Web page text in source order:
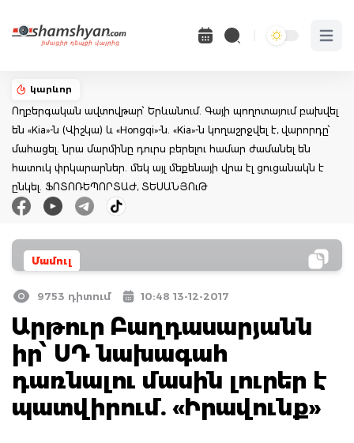
Open
կարևոր
Ողբերգական ավտովթար՝ Երևանում. Գայի պողոտայում բախվել
են «Kia»-ն (Վիշկա) և «Hongqi»-ն. «Kia»-ն կողաշրջվել է, վարորդը՝
մահացել. նրա մարմինը դուրս բերելու համար ժամանել են
հատուկ փրկարարներ. մեկ այլ մեքենայի վրա էլ ցուցանակն է
ընկել. ՖՈՏՈՌԵՊՈՐՏԱԺ, ՏԵՍԱՆՅՈւԹ
Մամուլ
9753 դիտում 10:48 13-12-2017
Արթուր Բաղդասարյանն
իր՝ ՍԴ նախագահ
դառնալու մասին լուրեր է
պատվիրում. «Իրավունք»